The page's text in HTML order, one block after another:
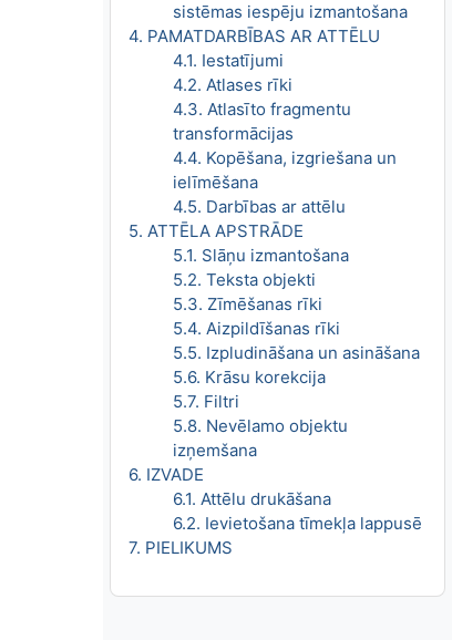
sistēmas iespēju izmantošana
4. PAMATDARBĪBAS AR ATTĒLU
4.1. Iestatījumi
4.2. Atlases rīki
4.3. Atlasīto fragmentu
transformācijas
4.4. Kopēšana, izgriešana un
ielīmēšana
4.5. Darbības ar attēlu
5. ATTĒLA APSTRĀDE
5.1. Slāņu izmantošana
5.2. Teksta objekti
5.3. Zīmēšanas rīki
5.4. Aizpildīšanas rīki
5.5. Izpludināšana un asināšana
5.6. Krāsu korekcija
5.7. Filtri
5.8. Nevēlamo objektu
izņemšana
6. IZVADE
6.1. Attēlu drukāšana
6.2. Ievietošana tīmekļa lappusē
7. PIELIKUMS